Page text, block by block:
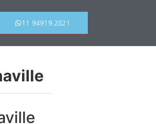
11 94919.2821